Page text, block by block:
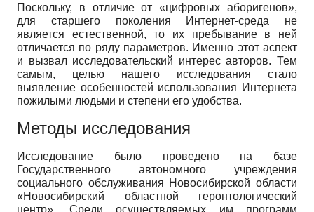
Поскольку, в отличие от «цифровых аборигенов»,
для старшего поколения Интернет-среда не
является естественной, то их пребывание в ней
отличается по ряду параметров. Именно этот аспект
и вызвал исследовательский интерес авторов. Тем
самым, целью нашего исследования стало
выявление особенностей использования Интернета
пожилыми людьми и степени его удобства.
Методы исследования
Исследование было проведено на базе
Государственного автономного учреждения
социального обслуживания Новосибирской области
«Новосибирский областной геронтологический
центр». Среди осуществляемых им программ